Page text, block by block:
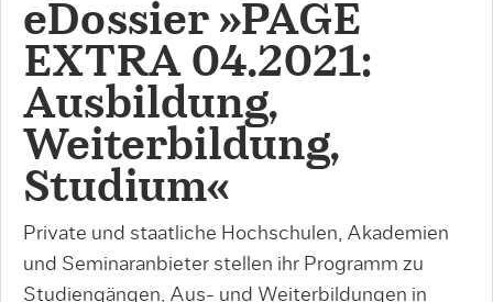
eDossier »PAGE
EXTRA 04.2021:
Ausbildung,
Weiterbildung,
Studium«
Private und staatliche Hochschulen, Akademien
und Seminaranbieter stellen ihr Programm zu
Studiengängen, Aus- und Weiterbildungen in